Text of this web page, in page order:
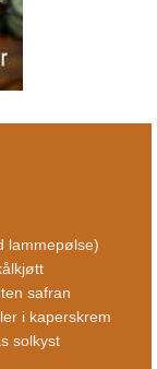
lammepølse)
safran
i kaperskrem
solkyst